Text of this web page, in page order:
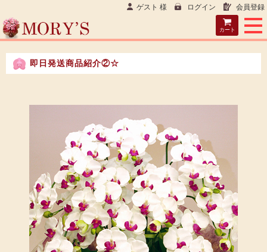
ゲスト 様 ログイン 会員登録
カート
即日発送商品紹介②☆